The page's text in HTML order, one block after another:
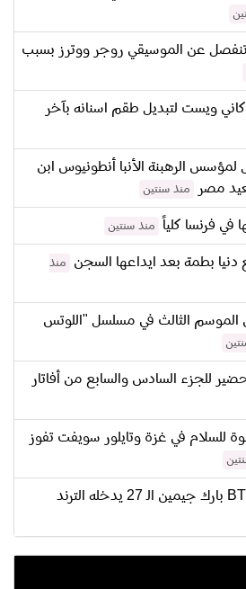
عن الموسيقي روجر ووترز بسبب
ويست لتبديل طقم اسنانه بآخر
الرهبنة الأنبا أنطونيوس ابن
مصر
منذ سنتين
في فرنسا كلياً منذ سنتين
بطمة بعد ايداعها السجن
منذ
الثالث في مسلسل "اللوتس
للجزء السادس والسابع من أفاتار
للسلام في غزة وتايلور سويفت تفوز
عيد ميلاد عضو فريق BTS بارك جيمين الـ 27 يدخله الترند